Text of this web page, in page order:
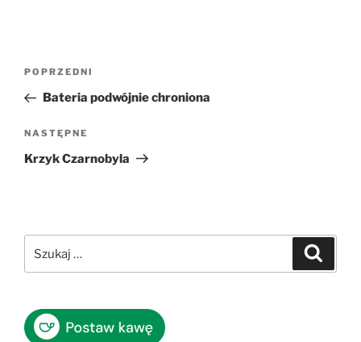
Nawigacja
Poprzedni
wpis
POPRZEDNI
Bateria podwójnie chroniona
Następny
wpis
NASTĘPNE
Krzyk Czarnobyla